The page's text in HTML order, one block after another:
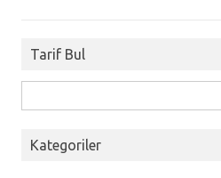
Tarif Bul
Kategoriler